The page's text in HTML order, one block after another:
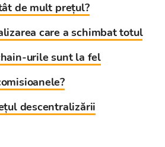
de mult prețul?
care a schimbat totul
urile sunt la fel
descentralizării